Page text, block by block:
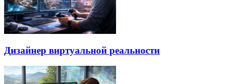
Дизайнер виртуальной реальности